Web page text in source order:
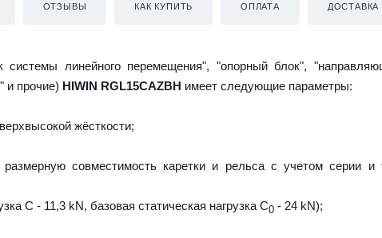
ОТЗЫВЫ КАК КУПИТЬ ОПЛАТА ДОСТАВКА
системы линейного перемещения", "опорный блок",
и прочие) HIWIN RGL15CAZBH имеет следующие параметры:
жёсткости;
совместимость каретки и рельса с учетом серии и
C - 11,3 kN, базовая статическая нагрузка С0 - 24 kN);